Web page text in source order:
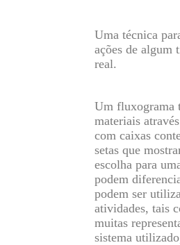
Uma técnica
ações de algum
real.
Um fluxograma
materiais
com caixas
setas que
escolha para
podem
podem ser
atividades, tais
muitas
sistema